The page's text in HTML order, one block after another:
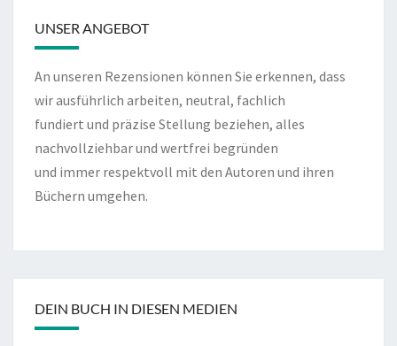
UNSER ANGEBOT
An unseren Rezensionen können Sie erkennen, dass
wir ausführlich arbeiten, neutral, fachlich
fundiert und präzise Stellung beziehen, alles
nachvollziehbar und wertfrei begründen
und immer respektvoll mit den Autoren und ihren
Büchern umgehen.
DEIN BUCH IN DIESEN MEDIEN